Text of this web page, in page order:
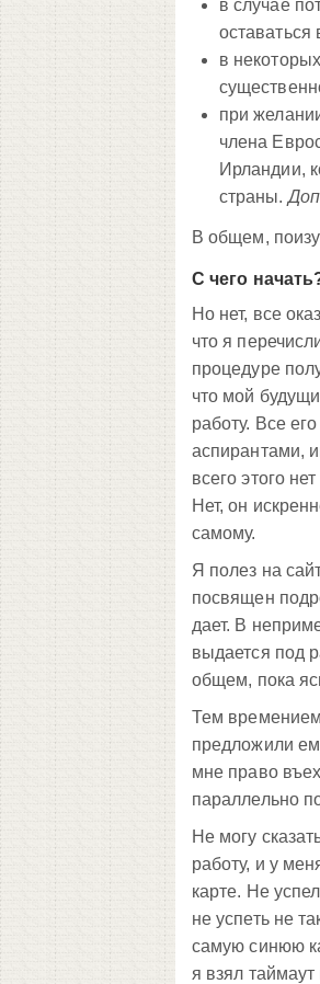
в случае
оставаться
в
при
члена
Ирландии,
страны.
В общем,
С чего
Но нет, все
что я
процедуре
что мой
работу. Все
аспирантами,
всего этого
Нет, он
самому.
Я полез на
посвящен
дает. В
выдается под
общем, пока
Тем
предложили
мне право
параллельно
Не могу
работу, и у
карте. Не
не успеть не
самую синюю
я взял